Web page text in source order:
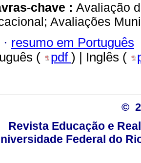
chave : Avaliação
Avaliações
· resumo em Português
(
pdf ) | Inglês (
©
Revista Educação e
Federal do